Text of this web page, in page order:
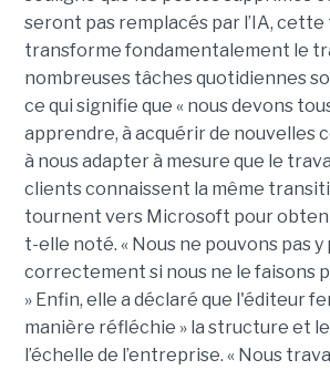
seront pas remplacés par l’IA, cette
transforme fondamentalement le
nombreuses tâches quotidiennes
ce qui signifie que « nous devons
apprendre, à acquérir de nouvelles
à nous adapter à mesure que le
clients connaissent la même
tournent vers Microsoft pour
t-elle noté. « Nous ne pouvons pas
correctement si nous ne le faisons
» Enfin, elle a déclaré que l'éditeur
manière réfléchie » la structure et
l’échelle de l’entreprise. « Nous